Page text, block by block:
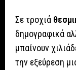
Σε τροχιά
δημογραφικά
μπαίνουν
την εξεύρεση